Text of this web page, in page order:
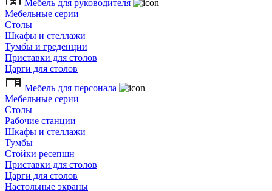
Мебель для руководителя
Мебельные серии
Столы
Шкафы и стеллажи
Тумбы и греденции
Приставки для столов
Царги для столов
Мебель для персонала
Мебельные серии
Столы
Рабочие станции
Шкафы и стеллажи
Тумбы
Стойки ресепшн
Приставки для столов
Царги для столов
Настольные экраны